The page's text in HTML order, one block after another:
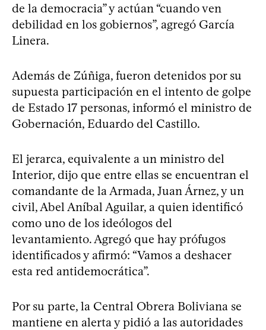
de la democracia” y actúan “cuando ven
debilidad en los gobiernos”, agregó García
Linera.
Además de Zúñiga, fueron detenidos por su
supuesta participación en el intento de golpe
de Estado 17 personas, informó el ministro de
Gobernación, Eduardo del Castillo.
El jerarca, equivalente a un ministro del
Interior, dijo que entre ellas se encuentran el
comandante de la Armada, Juan Árnez, y un
civil, Abel Aníbal Aguilar, a quien identificó
como uno de los ideólogos del
levantamiento. Agregó que hay prófugos
identificados y afirmó: “Vamos a deshacer
esta red antidemocrática”.
Por su parte, la Central Obrera Boliviana se
mantiene en alerta y pidió a las autoridades